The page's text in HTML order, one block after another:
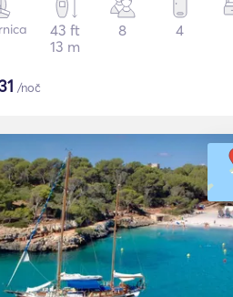
43 ft
13 m
8 4
/noč